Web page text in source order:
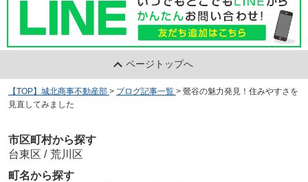
ページトップへ
【TOP】城北商事不動産部 > ブログ記事一覧 > 鶯谷の魅力発見！住みやすさを
見直してみました
市区町村から探す
台東区 / 荒川区
町名から探す